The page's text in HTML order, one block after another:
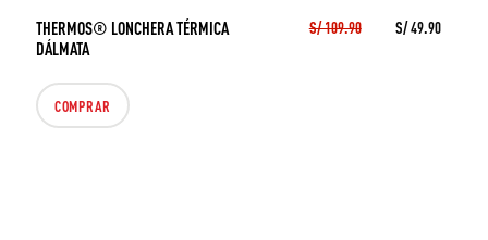
THERMOS® LONCHERA TÉRMICA
DÁLMATA
S/ 109.90 S/ 49.90
COMPRAR